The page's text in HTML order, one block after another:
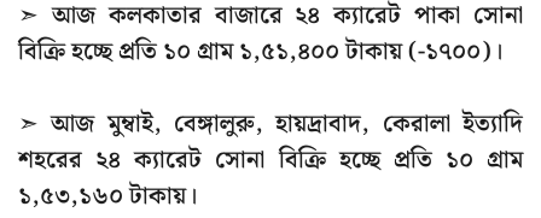
➣ আজ কলকাতার বাজারে ২৪ ক্যারেট পাকা সোনা
বিক্রি হচ্ছে প্রতি ১০ গ্রাম ১,৫১,৪০০ টাকায় (-১৭০০)।
➣ আজ মুম্বাই, বেঙ্গালুরু, হায়দ্রাবাদ, কেরালা ইত্যাদি
শহরের ২৪ ক্যারেট সোনা বিক্রি হচ্ছে প্রতি ১০ গ্রাম
১,৫৩,১৬০ টাকায়।